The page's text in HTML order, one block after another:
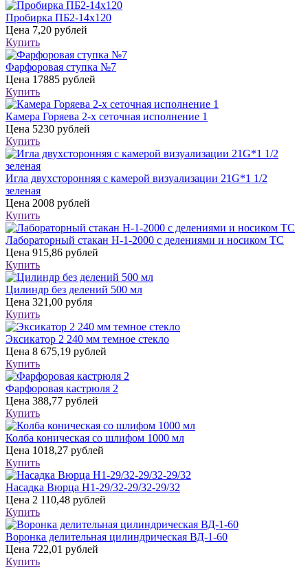
Пробирка ПБ2-14х120
Цена 7,20 рублей
Купить
Фарфоровая ступка №7
Цена 17885 рублей
Купить
Камера Горяева 2-х сеточная исполнение 1
Цена 5230 рублей
Купить
Игла двухсторонняя с камерой визуализации 21G*1 1/2
зеленая
Цена 2008 рублей
Купить
Лабораторный стакан Н-1-2000 с делениями и носиком ТС
Цена 915,86 рублей
Купить
Цилиндр без делений 500 мл
Цена 321,00 рубля
Купить
Эксикатор 2 240 мм темное стекло
Цена 8 675,19 рублей
Купить
Фарфоровая кастрюля 2
Цена 388,77 рублей
Купить
Колба коническая со шлифом 1000 мл
Цена 1018,27 рублей
Купить
Насадка Вюрца Н1-29/32-29/32-29/32
Цена 2 110,48 рублей
Купить
Воронка делительная цилиндрическая ВД-1-60
Цена 722,01 рублей
Купить